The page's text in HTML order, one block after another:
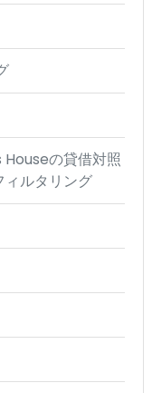
の貸借対照
ィルタリング